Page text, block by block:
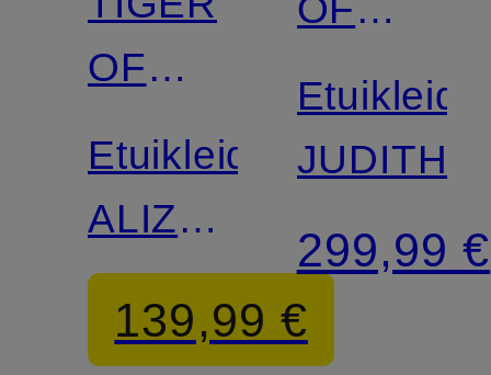
OF
SWEDEN
Etuikleid
ALIZ
aus
Jersey
139,99 €
SWEDEN
Etuikleid
JUDITH
299,99 €